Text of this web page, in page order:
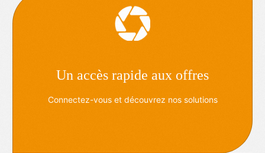
Un accès rapide aux offres
Connectez-vous et découvrez nos solutions